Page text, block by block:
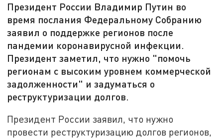
Президент России Владимир Путин во
время послания Федеральному Собранию
заявил о поддержке регионов после
пандемии коронавирусной инфекции.
Президент заметил, что нужно "помочь
регионам с высоким уровнем коммерческой
задолженности" и задуматься о
реструктуризации долгов.
Президент России заявил, что нужно
провести реструктуризацию долгов регионов,